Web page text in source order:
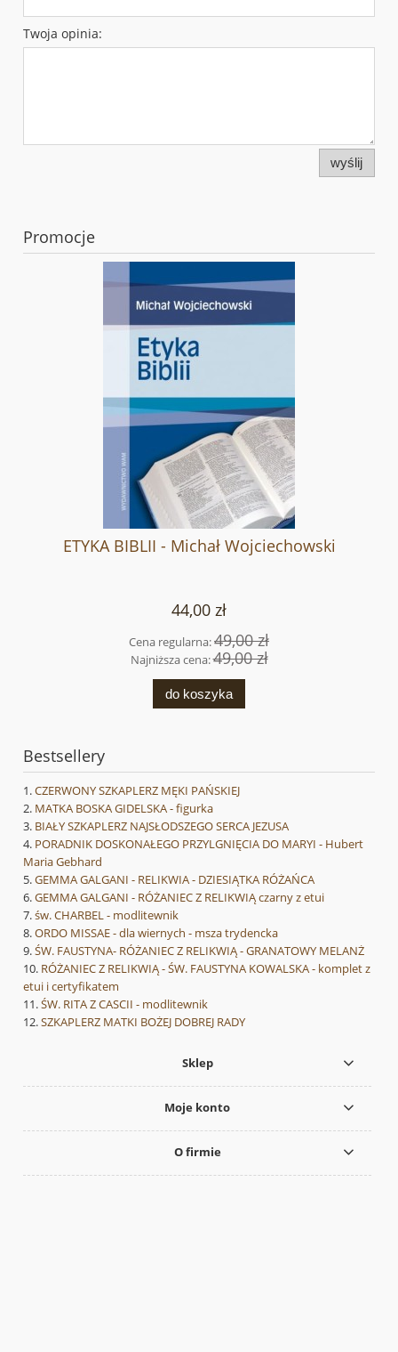
Twoja opinia:
wyślij
Promocje
ETYKA BIBLII - Michał Wojciechowski
44,00 zł
Cena regularna:49,00 zł
Najniższa cena:49,00 zł
do koszyka
Bestsellery
CZERWONY SZKAPLERZ MĘKI PAŃSKIEJ
MATKA BOSKA GIDELSKA - figurka
BIAŁY SZKAPLERZ NAJSŁODSZEGO SERCA JEZUSA
PORADNIK DOSKONAŁEGO PRZYLGNIĘCIA DO MARYI - Hubert
Maria Gebhard
GEMMA GALGANI - RELIKWIA - DZIESIĄTKA RÓŻAŃCA
GEMMA GALGANI - RÓŻANIEC Z RELIKWIĄ czarny z etui
św. CHARBEL - modlitewnik
ORDO MISSAE - dla wiernych - msza trydencka
ŚW. FAUSTYNA- RÓŻANIEC Z RELIKWIĄ - GRANATOWY MELANŻ
RÓŻANIEC Z RELIKWIĄ - ŚW. FAUSTYNA KOWALSKA - komplet z
etui i certyfikatem
ŚW. RITA Z CASCII - modlitewnik
SZKAPLERZ MATKI BOŻEJ DOBREJ RADY
Sklep
Moje konto
O firmie